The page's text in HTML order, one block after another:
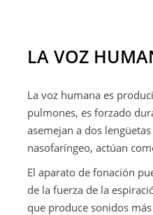
LA VOZ
La voz humana es
pulmones, es forzado
asemejan a dos
nasofaríngeo, actúan
El aparato de fonación
de la fuerza de la
que produce sonidos